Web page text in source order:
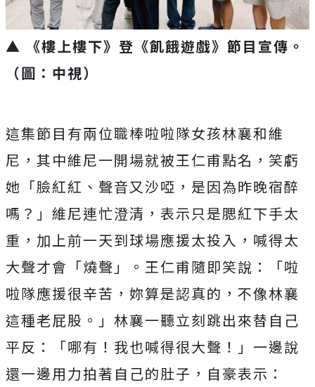
▲ 《樓上樓下》登《飢餓遊戲》節目宣傳。
（圖：中視）
這集節目有兩位職棒啦啦隊女孩林襄和維
尼， 其中維尼一開場就被王仁甫點名，笑虧
她「臉紅紅、聲音又沙啞， 是因為昨晚宿醉
嗎？」維尼連忙澄清，表示只是腮紅下手太
重， 加上前一天到球場應援太投入，喊得太
大聲才會「燒聲」。 王仁甫隨即笑說：「啦
啦隊應援很辛苦，妳算是認真的， 不像林襄
這種老屁股。」林襄一聽立刻跳出來替自己
平反：「哪有！ 我也喊得很大聲！」一邊說
還一邊用力拍著自己的肚子，自豪表示：